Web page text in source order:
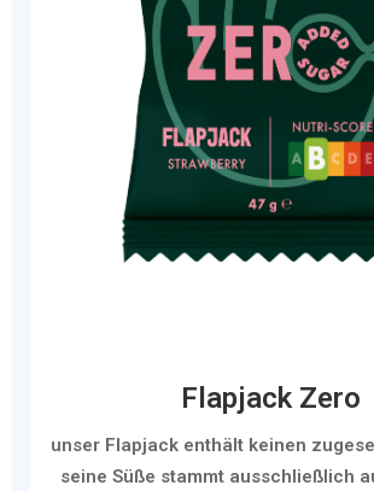
Flapjack Zero
unser Flapjack enthält keinen
seine Süße stammt ausschließlich